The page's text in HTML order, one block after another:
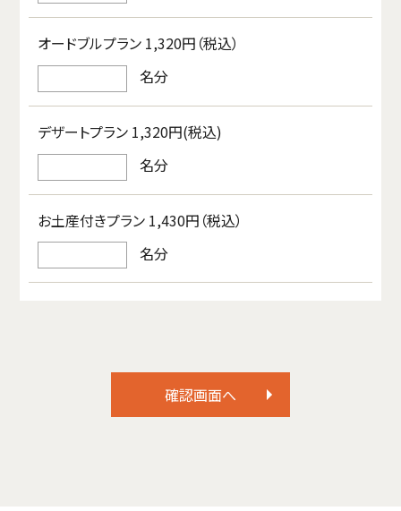
オードブルプラン 1,320円（税込）
名分
デザートプラン 1,320円(税込)
名分
お土産付きプラン 1,430円（税込）
名分